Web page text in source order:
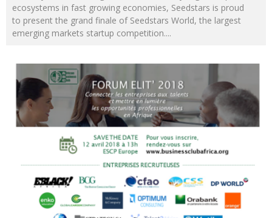
ecosystems in fast growing economies, Seedstars is proud
to present the grand finale of Seedstars World, the largest
emerging markets startup competition....